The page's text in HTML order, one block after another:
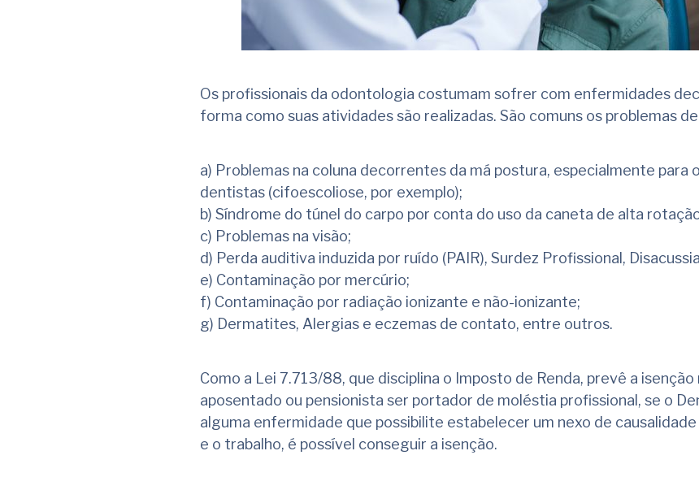
Os profissionais da odontologia costumam sofrer com enfermidades
forma como suas atividades são realizadas. São comuns os problemas
a) Problemas na coluna decorrentes da má postura, especialmente para
dentistas (cifoescoliose, por exemplo);
b) Síndrome do túnel do carpo por conta do uso da caneta de alta
c) Problemas na visão;
d) Perda auditiva induzida por ruído (PAIR), Surdez Profissional,
e) Contaminação por mercúrio;
f) Contaminação por radiação ionizante e não-ionizante;
g) Dermatites, Alergias e eczemas de contato, entre outros.
Como a Lei 7.713/88, que disciplina o Imposto de Renda, prevê a isenção
aposentado ou pensionista ser portador de moléstia profissional, se o
alguma enfermidade que possibilite estabelecer um nexo de
e o trabalho, é possível conseguir a isenção.